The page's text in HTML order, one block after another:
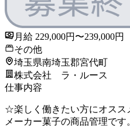
月給 229,000円〜239,000円
その他
埼玉県南埼玉郡宮代町
株式会社 ラ・ルース
仕事内容
☆楽しく働きたい方にオス
メーカー菓子の商品管理